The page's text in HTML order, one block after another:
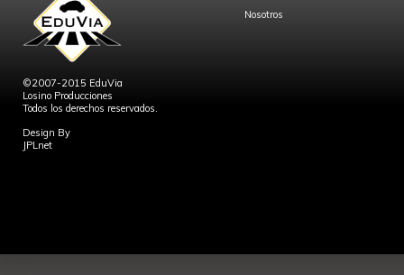
©2007-2015 EduVia
Losino Producciones
Todos los derechos reservados.
Design By
JPLnet
Nosotros